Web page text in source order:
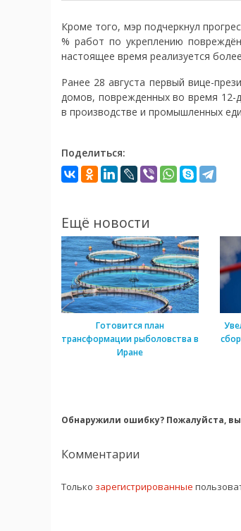
Кроме того, мэр подчеркнул
% работ по укреплению
настоящее время реализуется
Ранее 28 августа первый вице-
домов, поврежденных во время 12-
в производстве и промышленных
Поделиться:
Ещё новости
Готовится план
трансформации рыболовства в
Иране
Обнаружили ошибку? Пожалуйста,
Комментарии
Только зарегистрированные